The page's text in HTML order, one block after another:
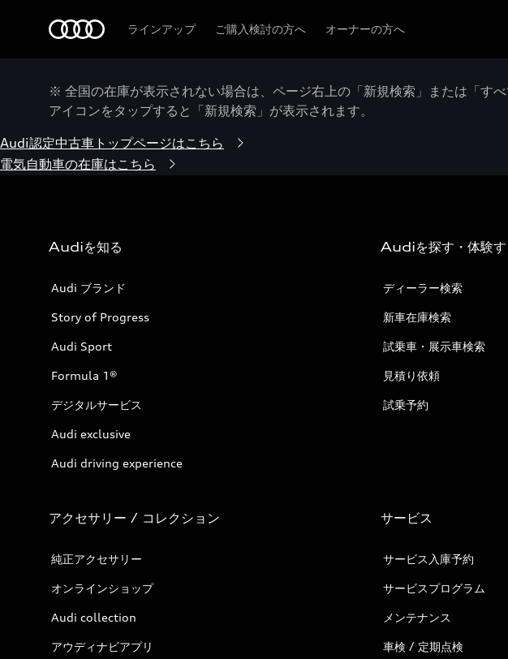
ラインアップ ご購入検討の方へ オーナーの方へ
※ 全国の在庫が表示されない場合は、ページ右上の「新規検索」または「す
アイコンをタップすると「新規検索」が表示されます。
Audi認定中古車トップページはこちら
電気自動車の在庫はこちら
Audiを知る
Audi ブランド
Story of Progress
Audi Sport
Formula 1®
デジタルサービス
Audi exclusive
Audi driving experience
Audiを探す・体験す
ディーラー検索
新車在庫検索
試乗車・展示車検索
見積り依頼
試乗予約
アクセサリー / コレクション
純正アクセサリー
オンラインショップ
Audi collection
アウディナビアプリ
サービス
サービス入庫予約
サービスプログラム
メンテナンス
車検 / 定期点検